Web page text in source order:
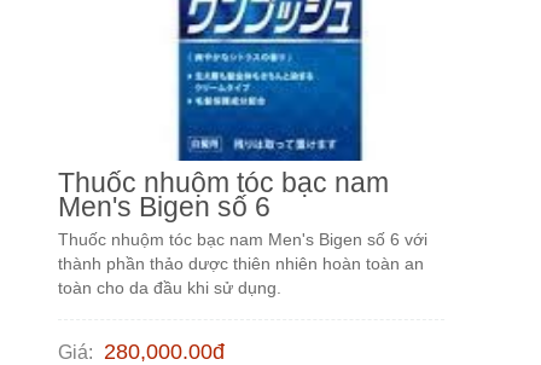
Thuốc nhuộm tóc bạc nam
Men's Bigen số 6
Thuốc nhuộm tóc bạc nam Men's Bigen số 6 với
thành phần thảo dược thiên nhiên hoàn toàn an
toàn cho da đầu khi sử dụng.
Giá: 280,000.00đ